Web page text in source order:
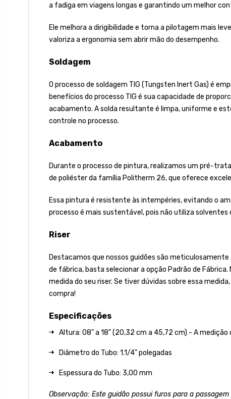
a fadiga em viagens longas e garantindo um melhor
Ele melhora a dirigibilidade e torna a pilotagem mais
valoriza a ergonomia sem abrir mão do desempenho.
Soldagem
O processo de soldagem TIG (Tungsten Inert Gas) é
benefícios do processo TIG é sua capacidade de
acabamento. A solda resultante é limpa, uniforme e
controle no processo.
Acabamento
Durante o processo de pintura, realizamos um pré-
de poliéster da família Politherm 26, que oferece
Essa pintura é resistente às intempéries, evitando o
processo é mais sustentável, pois não utiliza
Riser
Destacamos que nossos guidões são
de fábrica, basta selecionar a opção Padrão de
medida do seu riser. Se tiver dúvidas sobre essa
compra!
Especificações
Altura: 08" a 18" (20,32 cm a 45,72 cm) - A
Diâmetro do Tubo: 1.1/4" polegadas
Espessura do Tubo: 3,00 mm
Observação: Este guidão possui furos para a